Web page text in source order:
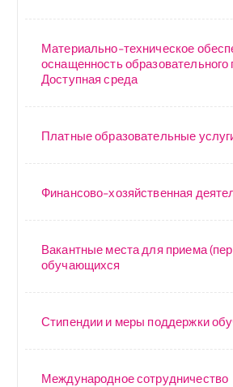
Материально-техническое
оснащенность образовательного
Доступная среда
Платные образовательные
Финансово-хозяйственная
Вакантные места для приема
обучающихся
Стипендии и меры поддержки
Международное сотрудничество